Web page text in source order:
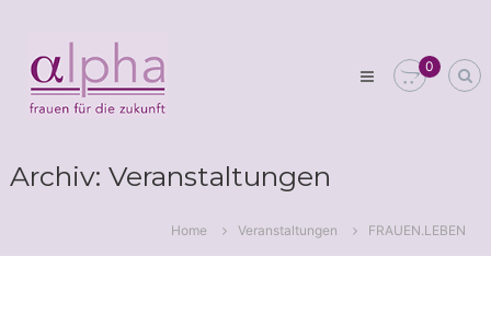
content
alpha
Frauen
für
die
0
Archiv: Veranstaltungen
Home Veranstaltungen FRAUEN.LEBEN